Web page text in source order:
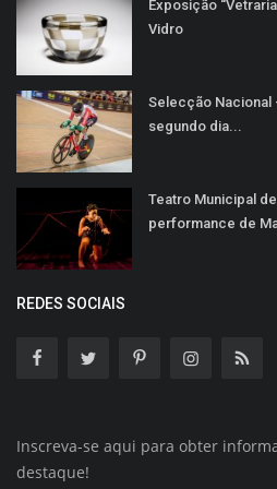
Exposição
Vidro
Selecção Nacional
segundo dia...
Teatro Municipal
performance de
REDES SOCIAIS
Inscreva-se aqui para obter
destaque!